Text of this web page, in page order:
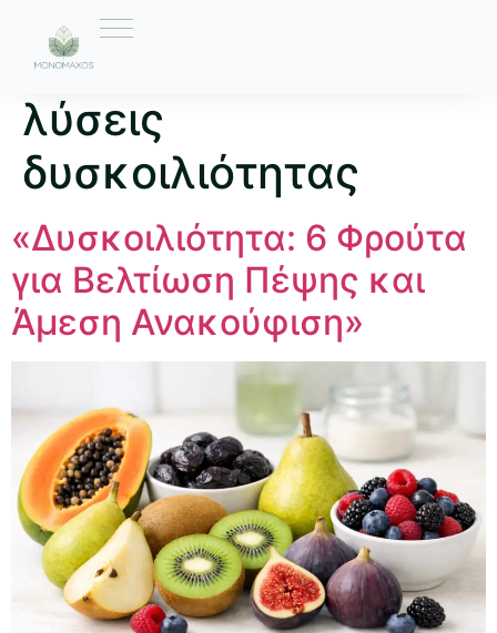
Ετικέτα:
λύσεις
δυσκοιλιότητας
«Δυσκοιλιότητα: 6 Φρούτα
για Βελτίωση Πέψης και
Άμεση Ανακούφιση»